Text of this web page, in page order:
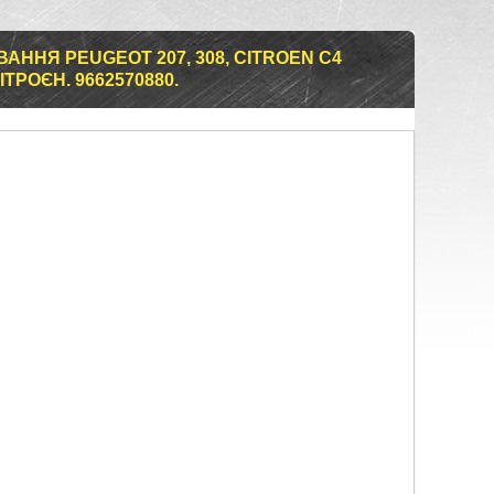
PEUGEOT 207, 308, CITROEN C4
9662570880.